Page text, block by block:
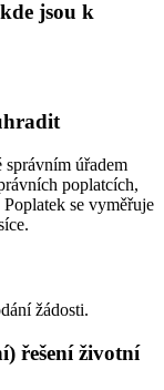
jsou k
správním úřadem
poplatcích,
se vyměřuje
žádosti.
řešení životní